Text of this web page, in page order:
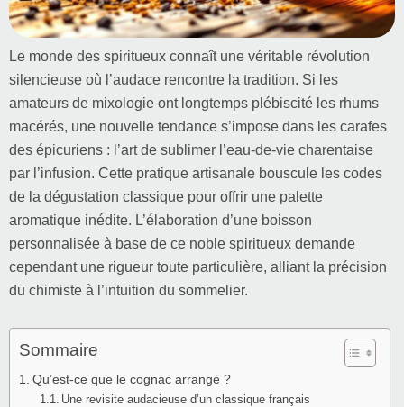
Le monde des spiritueux connaît une véritable révolution
silencieuse où l’audace rencontre la tradition. Si les
amateurs de mixologie ont longtemps plébiscité les rhums
macérés, une nouvelle tendance s’impose dans les carafes
des épicuriens : l’art de sublimer l’eau-de-vie charentaise
par l’infusion. Cette pratique artisanale bouscule les codes
de la dégustation classique pour offrir une palette
aromatique inédite. L’élaboration d’une boisson
personnalisée à base de ce noble spiritueux demande
cependant une rigueur toute particulière, alliant la précision
du chimiste à l’intuition du sommelier.
Sommaire
Qu’est-ce que le cognac arrangé ?
Une revisite audacieuse d’un classique français